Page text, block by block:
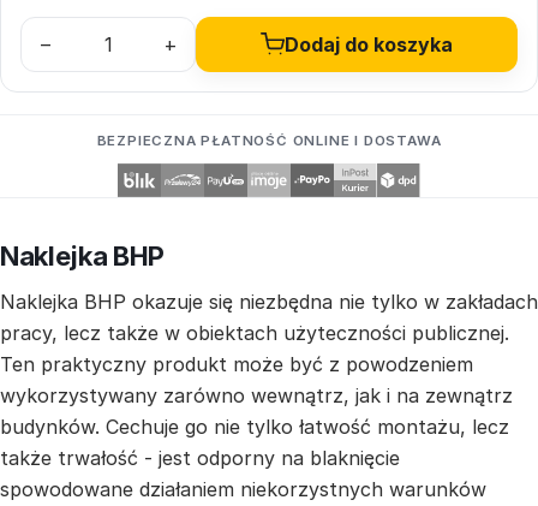
– + Dodaj do koszyka
BEZPIECZNA PŁATNOŚĆ ONLINE I DOSTAWA
Naklejka BHP
Naklejka BHP okazuje się niezbędna nie tylko w zakładach
pracy, lecz także w obiektach użyteczności publicznej.
Ten praktyczny produkt może być z powodzeniem
wykorzystywany zarówno wewnątrz, jak i na zewnątrz
budynków. Cechuje go nie tylko łatwość montażu, lecz
także trwałość - jest odporny na blaknięcie
spowodowane działaniem niekorzystnych warunków